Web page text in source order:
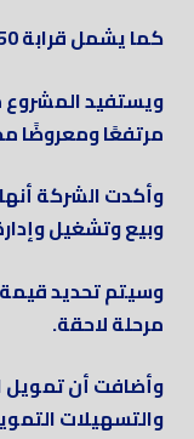
كما يشمل قرابة 250 وحدة تجارية ومكتبية.
ويستفيد
مرتفعًا ومعروضًا
وأكدت الشركة
وبيع وتشغيل
وسيتم تحديد
مرحلة لاحقة.
وأضافت أن تمويل
والتسهيلات